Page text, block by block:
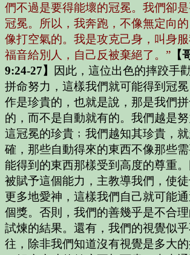
們不過是要得能壞的冠冕。我們卻
冠冕。所以，我奔跑，不像無定向
像打空氣的。我是攻克己身，叫身
福音給別人，自己反被棄絕了。” 【
9:24-27】 因此，這位出色的摔跤手
拼命努力，這樣我們就可能得到冠
作是珍貴的，也就是說，那是我們
的，而不是自動就有的。我們越是
這冠冕的珍貴﹔我們越知其珍貴，
確，那些自動得來的東西不像那些
能得到的東西那樣受到高度的尊重
被賦予這個能力，主教導我們，使
更多地愛神，這樣我們自己就可能
個獎。否則，我們的善幾乎是不合
試煉的結果。還有，我們的視覺似
往，除非我們知道沒有視覺是多大的